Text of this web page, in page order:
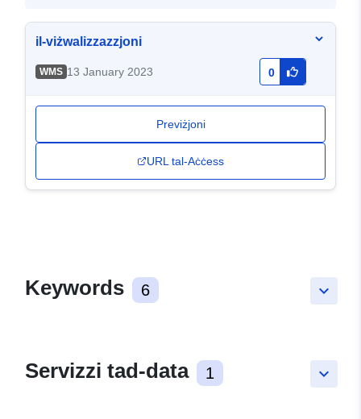
il-viżwalizzazzjoni
WMS 13 January 2023 0
Previżjoni
URL tal-Aċċess
keyboard_arrow_down
Keywords 6
keyboard_arrow_down
Servizzi tad-data 1